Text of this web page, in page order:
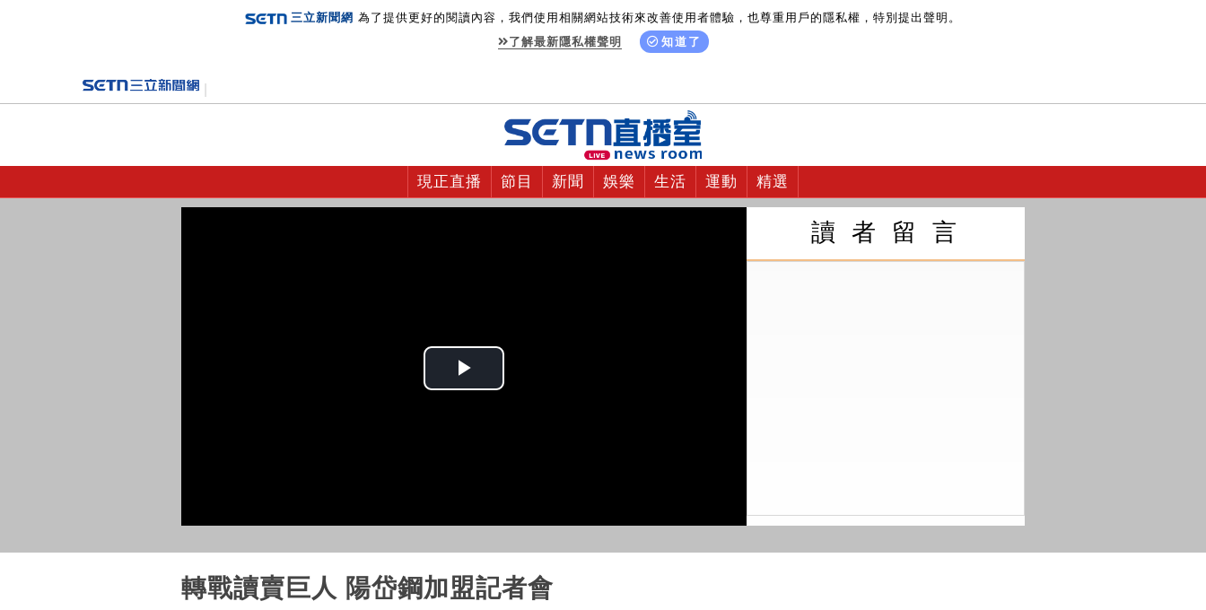
三立新聞網 為了提供更好的閱讀內容，我們使用相關網站技術來改善使用者體驗，也尊重用戶的隱私權，特別提出聲明。
了解最新隱私權聲明
知道了
現正直播 節目 新聞 娛樂 生活 運動 精選
Play
讀 者 留 言
轉戰讀賣巨人 陽岱鋼加盟記者會